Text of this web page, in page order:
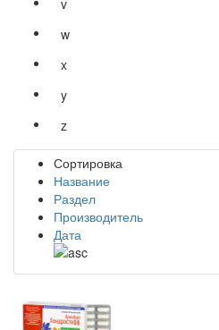
v
w
x
y
z
Сортировка
Название
Раздел
Производитель
Дата